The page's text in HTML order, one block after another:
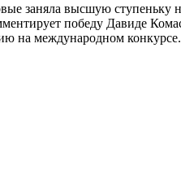
заняла высшую ступеньку
победу Давиде
на международном конкурсе.